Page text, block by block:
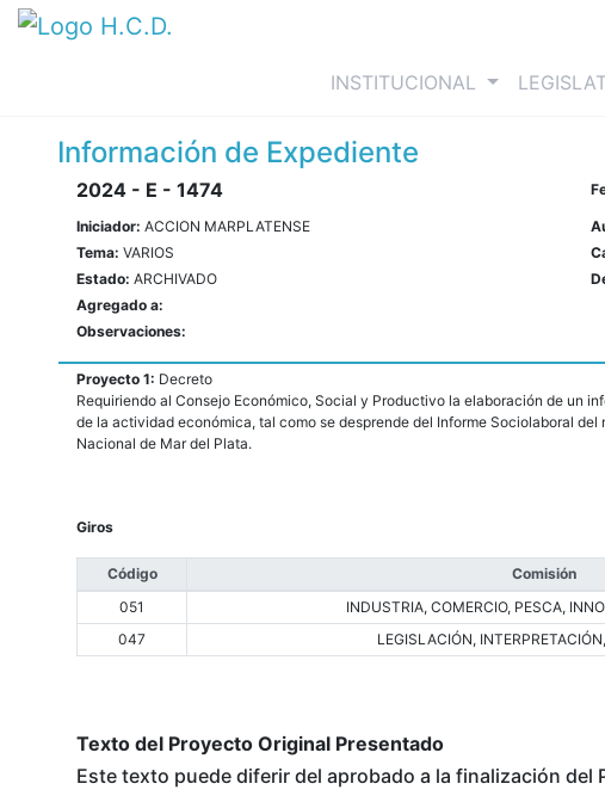
INSTITUCIONAL (current)
Información de Expediente
2024 - E - 1474
Iniciador: ACCION MARPLATENSE
Tema: VARIOS
Estado: ARCHIVADO
Agregado a:
Observaciones:
Proyecto 1: Decreto
Requiriendo al Consejo Económico, Social y Productivo la elaboración de un
de la actividad económica, tal como se desprende del Informe Sociolaboral
Nacional de Mar del Plata.
Giros
Código Comisión
051
INDUSTRIA, COMERCIO, PESCA,
047
LEGISLACIÓN,
Texto del Proyecto Original Presentado
Este texto puede diferir del aprobado a la finalización